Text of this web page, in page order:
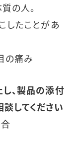
の人。
したことがあ
の痛み
、製品の添付
してください